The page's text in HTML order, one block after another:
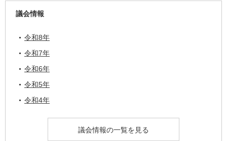
議会情報
令和8年
令和7年
令和6年
令和5年
令和4年
議会情報の一覧を見る